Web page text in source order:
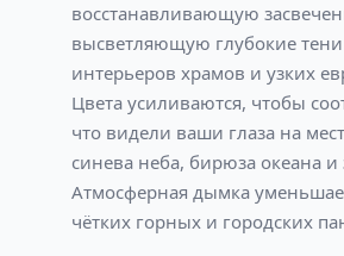
восстанавливающую
высветляющую глубокие
интерьеров храмов и узких
Цвета усиливаются, чтобы
что видели ваши глаза на
синева неба, бирюза океана и
Атмосферная дымка
чётких горных и городских